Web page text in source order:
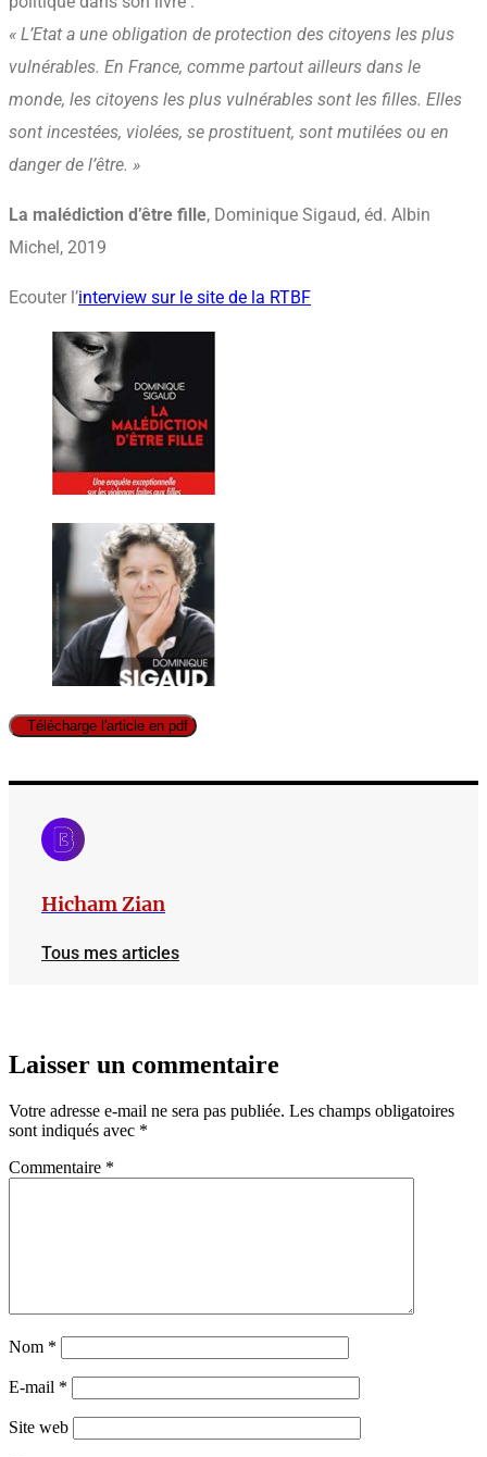
« L’Etat a une obligation de protection des citoyens les plus
vulnérables. En France, comme partout ailleurs dans le
monde, les citoyens les plus vulnérables sont les filles. Elles
sont incestées, violées, se prostituent, sont mutilées ou en
danger de l’être. »
La malédiction d’être fille, Dominique Sigaud, éd. Albin
Michel, 2019
Ecouter l’interview sur le site de la RTBF
Télécharge l'article en pdf
Hicham Zian
Tous mes articles
Laisser un commentaire
Votre adresse e-mail ne sera pas publiée. Les champs obligatoires
sont indiqués avec *
Commentaire *
Nom *
E-mail *
Site web